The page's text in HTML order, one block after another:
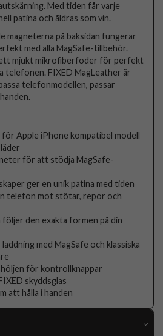
Med tiden får varje
patina och åldras som vin.
magneterna på baksidan fungerar
med alla MagSafe-tillbehör.
mjukt mikrofiberfoder för perfekt
telefonen. FIXED MagLeather är
telefonmodellen, passar
Apple iPhone kompatibel modell
för att stödja MagSafe-
ger en unik patina med tiden
telefon mot stötar, repor och
följer den exakta formen på din
med MagSafe och klassiska
för kontrollknappar
skyddsglas
att hålla i handen